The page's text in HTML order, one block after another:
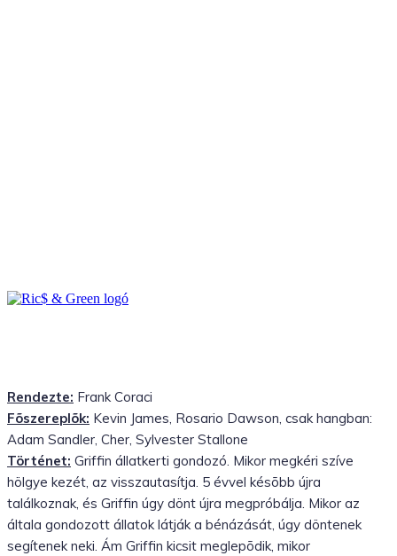
Rendezte: Frank Coraci
Fõszereplõk: Kevin James, Rosario Dawson, csak hangban:
Adam Sandler, Cher, Sylvester Stallone
Történet: Griffin állatkerti gondozó. Mikor megkéri szíve
hölgye kezét, az visszautasítja. 5 évvel késõbb újra
találkoznak, és Griffin úgy dönt újra megpróbálja. Mikor az
általa gondozott állatok látják a bénázását, úgy döntenek
segítenek neki. Ám Griffin kicsit meglepõdik, mikor